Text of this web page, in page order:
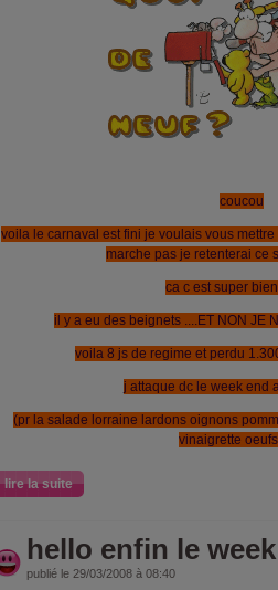
coucou
voila le carnaval est fini je voulais vous
marche pas je retenterai ce
ca c est super
il y a eu des beignets ....ET NON JE
voila 8 js de regime et perdu
j attaque dc le week end
(pr la salade lorraine lardons oignons
vinaigrette
lire la suite
hello enfin le week
publié le 29/03/2008 à 08:40